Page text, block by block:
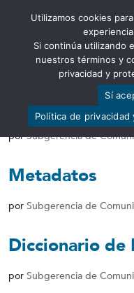
Abrir barra
Conjunto de
porSubgerencia de
Metadatos
por Subgerencia de
Diccionario de
por Subgerencia de
Utilizamos cookies
Si continúa utilizando
nuestros términos y
privacidad y
Sí
Política de